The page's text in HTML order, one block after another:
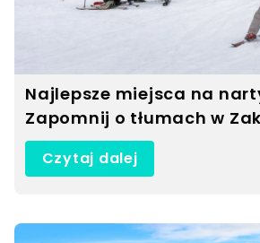
Najlepsze miejsca na
Zapomnij o tłumach w
Czytaj dalej